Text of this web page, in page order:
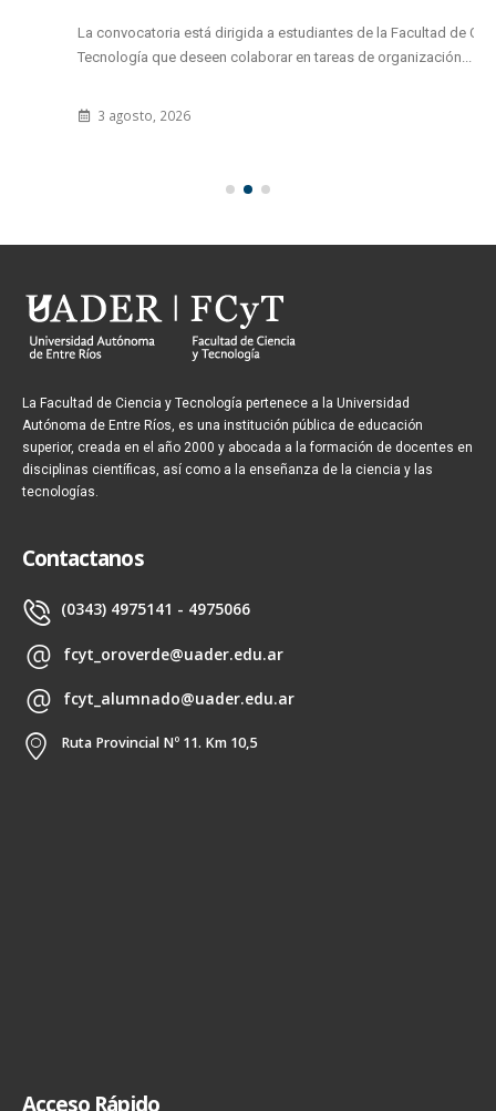
La convocatoria está dirigida a estudiantes de la Facultad de Ciencia y
Tecnología que deseen colaborar en tareas de organización...
3 agosto, 2026
La Facultad de Ciencia y Tecnología pertenece a la Universidad
Autónoma de Entre Ríos, es una institución pública de educación
superior, creada en el año 2000 y abocada a la formación de docentes en
disciplinas científicas, así como a la enseñanza de la ciencia y las
tecnologías.
Contactanos
(0343) 4975141 - 4975066
fcyt_oroverde@uader.edu.ar
fcyt_alumnado@uader.edu.ar
Ruta Provincial Nº 11. Km 10,5
Acceso Rápido